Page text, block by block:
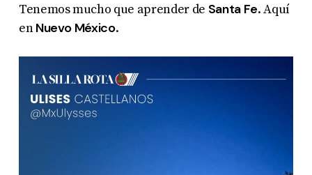
Tenemos mucho que aprender de Santa Fe. Aquí
enNuevo México.